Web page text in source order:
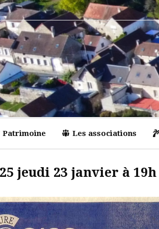
Patrimoine Les associations
jeudi 23 janvier à 19h